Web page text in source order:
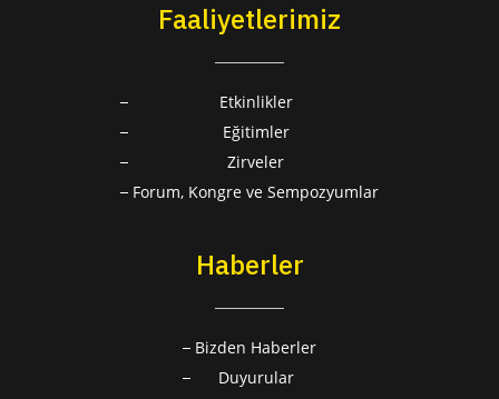
Faaliyetlerimiz
Etkinlikler
Eğitimler
Zirveler
Forum, Kongre ve Sempozyumlar
Haberler
Bizden Haberler
Duyurular